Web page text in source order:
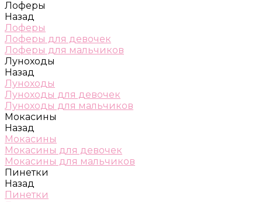
Лоферы
Назад
Лоферы
Лоферы для девочек
Лоферы для мальчиков
Луноходы
Назад
Луноходы
Луноходы для девочек
Луноходы для мальчиков
Мокасины
Назад
Мокасины
Мокасины для девочек
Мокасины для мальчиков
Пинетки
Назад
Пинетки